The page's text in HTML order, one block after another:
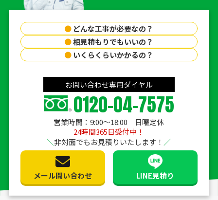
● どんな工事が必要なの？
●相見積もりでもいいの？
● いくらくらいかかるの？
お問い合わせ専用ダイヤル
0120-04-7575
営業時間：9:00〜18:00 日曜定休
24時間365日受付中！
非対面でもお見積りいたします！
メール問い合わせ LINE見積り